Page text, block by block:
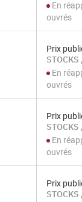
En
ouvrés
Prix
En
ouvrés
Prix
En
ouvrés
Prix